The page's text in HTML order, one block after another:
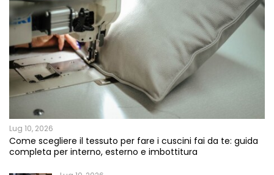
Lug 10, 2026
Come scegliere il tessuto per fare i cuscini fai da te: guida
completa per interno, esterno e imbottitura